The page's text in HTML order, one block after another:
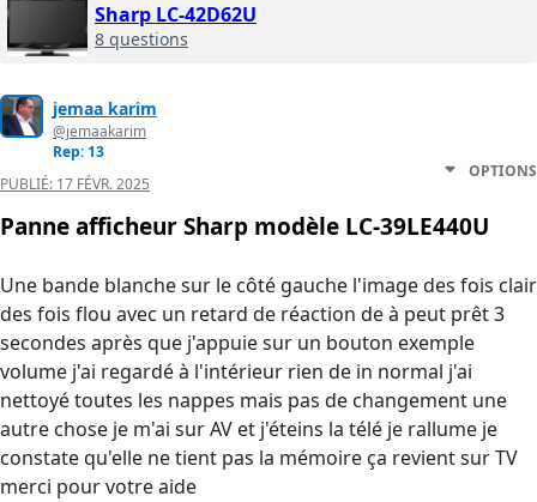
Sharp LC-42D62U
8 questions
jemaa karim
@jemaakarim
Rep: 13
PUBLIÉ: 17 FÉVR. 2025
OPTIONS
Panne afficheur Sharp modèle LC-39LE440U
Une bande blanche sur le côté gauche l'image des fois clair
des fois flou avec un retard de réaction de à peut prêt 3
secondes après que j'appuie sur un bouton exemple
volume j'ai regardé à l'intérieur rien de in normal j'ai
nettoyé toutes les nappes mais pas de changement une
autre chose je m'ai sur AV et j'éteins la télé je rallume je
constate qu'elle ne tient pas la mémoire ça revient sur TV
merci pour votre aide